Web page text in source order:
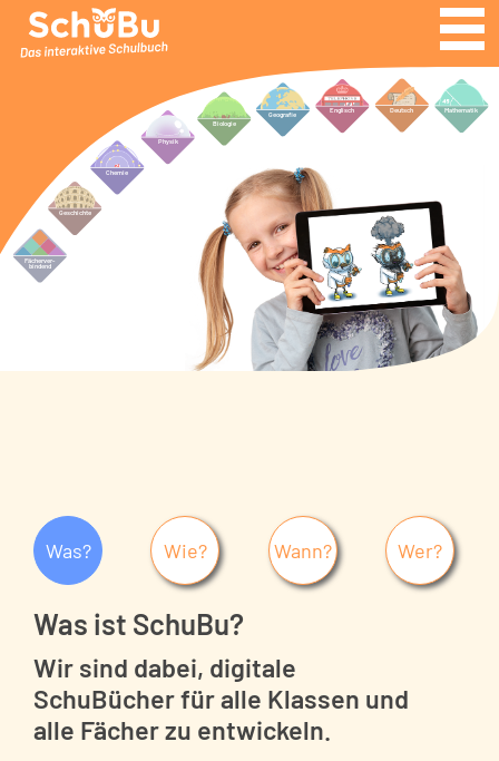
Was? Wie? Wann? Wer?
Was ist SchuBu?
Wir sind dabei, digitale
SchuBücher für alle Klassen und
alle Fächer zu entwickeln.